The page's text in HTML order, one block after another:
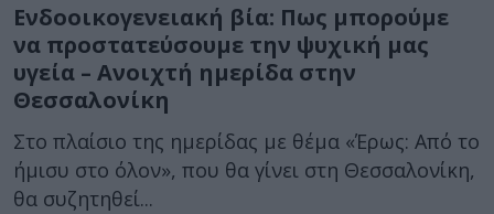
Ενδοοικογενειακή βία: Πως μπορούμε
να προστατεύσουμε την ψυχική μας
υγεία – Ανοιχτή ημερίδα στην
Θεσσαλονίκη
Στο πλαίσιο της ημερίδας με θέμα «Έρως: Από το
ήμισυ στο όλον», που θα γίνει στη Θεσσαλονίκη,
θα συζητηθεί...